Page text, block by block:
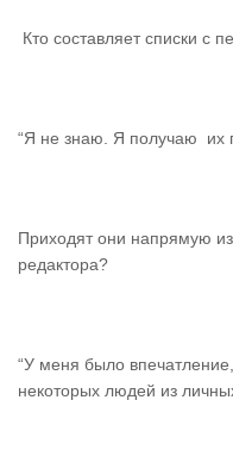
Кто составляет списки с
“Я не знаю. Я получаю их
Приходят они напрямую
редактора?
“У меня было
некоторых людей из